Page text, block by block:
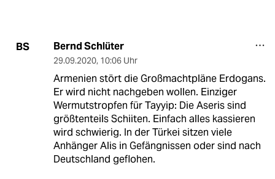
BS Bernd Schlüter
29.09.2020, 10:06 Uhr
Armenien stört die Großmachtpläne Erdogans.
Er wird nicht nachgeben wollen. Einziger
Wermutstropfen für Tayyip: Die Aseris sind
größtenteils Schiiten. Einfach alles kassieren
wird schwierig. In der Türkei sitzen viele
Anhänger Alis in Gefängnissen oder sind nach
Deutschland geflohen.